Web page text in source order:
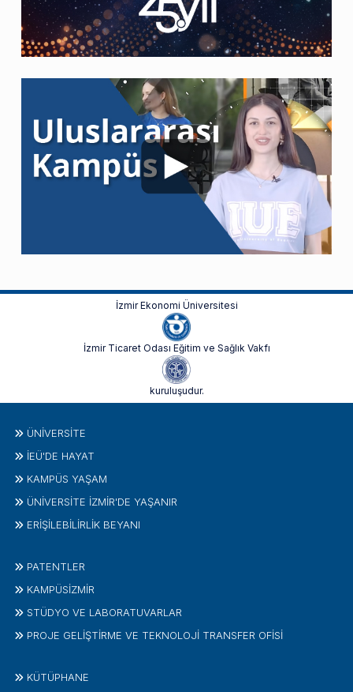
İzmir Ekonomi Üniversitesi
İzmir Ticaret Odası Eğitim ve Sağlık Vakfı
kuruluşudur.
ÜNIVERSITE
İEÜ'DE HAYAT
KAMPÜS YAŞAM
ÜNİVERSİTE İZMİR'DE YAŞANIR
ERİŞİLEBİLİRLİK BEYANI
PATENTLER
KAMPÜSİZMIR
STÜDYO VE LABORATUVARLAR
PROJE GELIŞTIRME VE TEKNOLOJI TRANSFER OFISI
KÜTÜPHANE